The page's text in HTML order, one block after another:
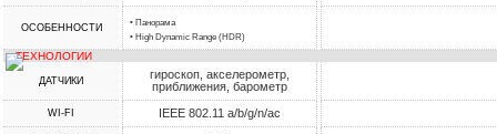
ОСОБЕННОСТИ
• Панорама
• High Dynamic Range (HDR)
ТЕХНОЛОГИИ
ДАТЧИКИ
гироскоп, акселерометр,
приближения, барометр
WI-FI IEEE 802.11 a/b/g/n/ac